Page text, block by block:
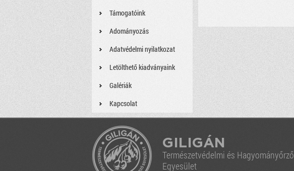
Támogatóink
Adományozás
Adatvédelmi nyilatkozat
Letölthető kiadványaink
Galériák
Kapcsolat
GILIGÁN
Természetvédelmi és Hagyományőrző
Egyesület